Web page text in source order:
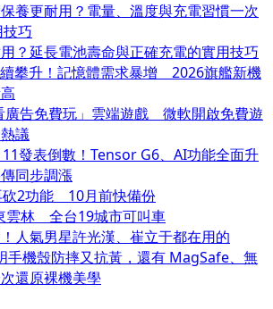
養更耐用？電量、溫度與充電習慣一次
巧
？延長電池壽命與正確充電的實用技巧
攀升！記憶體需求暴增 2026旗艦新機
廣告免費玩」雲端遊戲 微軟開啟免費遊
議
發表倒數！Tensor G6、AI功能全面升
同步調漲
砍2功能 10月前快備份
雲林 全台19城市可叫車
人氣男星許光漢、崔立于都在用的
手機殼防摔又抗黃，還有 MagSafe、無
還原裸機美學